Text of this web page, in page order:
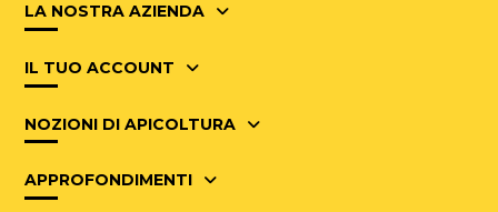
LA NOSTRA AZIENDA
IL TUO ACCOUNT
NOZIONI DI APICOLTURA
APPROFONDIMENTI